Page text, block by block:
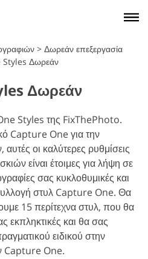
> Δωρεάν επεξεργασία
Δωρεάν
Δωρεάν
Styles της FixThePhoto.
Capture One για την
οι καλύτερες ρυθμίσεις
είναι έτοιμες για λήψη σε
σας κυκλοθυμικές και
στυλ Capture One. Θα
15 περίτεχνα στυλ, που θα
εκπληκτικές και θα σας
ειδικού στην
Capture One.